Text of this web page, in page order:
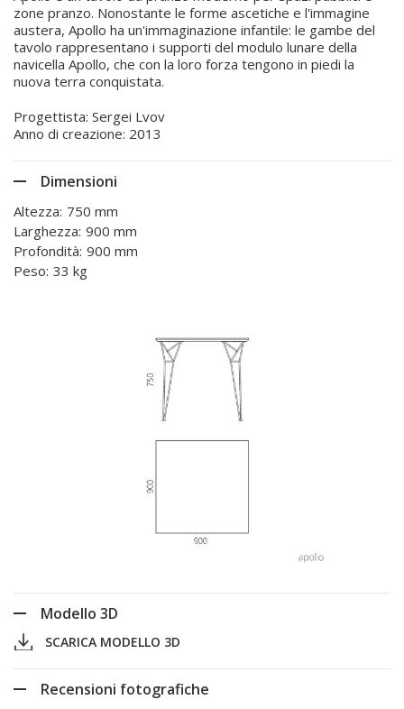
zone pranzo. Nonostante le forme ascetiche e l'immagine
austera, Apollo ha un'immaginazione infantile: le gambe del
tavolo rappresentano i supporti del modulo lunare della
navicella Apollo, che con la loro forza tengono in piedi la
nuova terra conquistata.
Progettista: Sergei Lvov
Anno di creazione: 2013
Dimensioni
Altezza: 750 mm
Larghezza: 900 mm
Profondità: 900 mm
Peso: 33 kg
Modello 3D
SCARICA MODELLO 3D
Recensioni fotografiche